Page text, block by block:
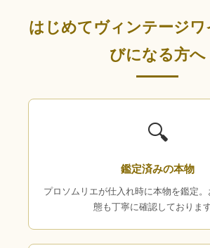
はじめてヴィンテージ
びになる方へ
🔍
鑑定済みの本物
プロソムリエが仕入れ時に本物を鑑定
態も丁寧に確認しております